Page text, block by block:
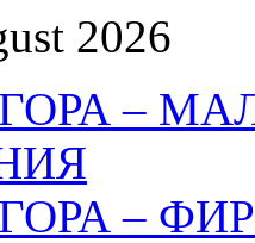
2026
–
–